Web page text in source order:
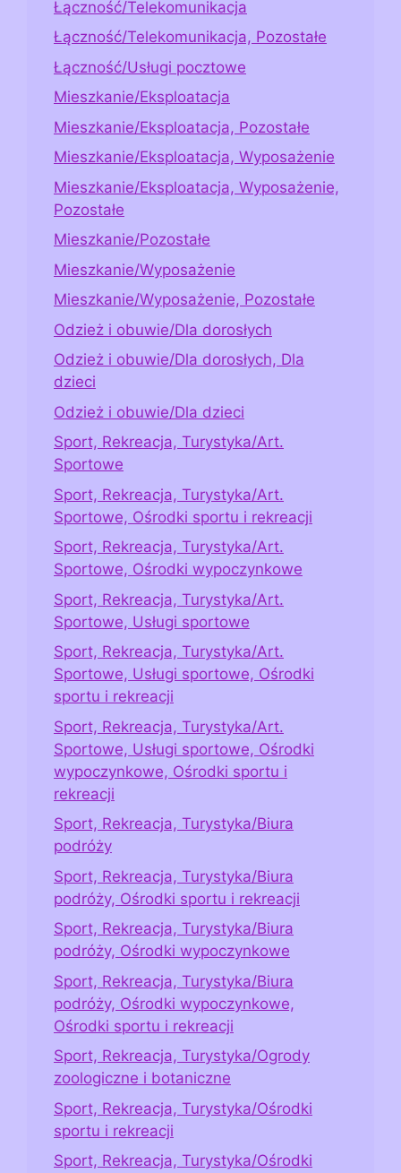
Łączność/Telekomunikacja
Łączność/Telekomunikacja, Pozostałe
Łączność/Usługi pocztowe
Mieszkanie/Eksploatacja
Mieszkanie/Eksploatacja, Pozostałe
Mieszkanie/Eksploatacja, Wyposażenie
Mieszkanie/Eksploatacja, Wyposażenie,
Pozostałe
Mieszkanie/Pozostałe
Mieszkanie/Wyposażenie
Mieszkanie/Wyposażenie, Pozostałe
Odzież i obuwie/Dla dorosłych
Odzież i obuwie/Dla dorosłych, Dla
dzieci
Odzież i obuwie/Dla dzieci
Sport, Rekreacja, Turystyka/Art.
Sportowe
Sport, Rekreacja, Turystyka/Art.
Sportowe, Ośrodki sportu i rekreacji
Sport, Rekreacja, Turystyka/Art.
Sportowe, Ośrodki wypoczynkowe
Sport, Rekreacja, Turystyka/Art.
Sportowe, Usługi sportowe
Sport, Rekreacja, Turystyka/Art.
Sportowe, Usługi sportowe, Ośrodki
sportu i rekreacji
Sport, Rekreacja, Turystyka/Art.
Sportowe, Usługi sportowe, Ośrodki
wypoczynkowe, Ośrodki sportu i
rekreacji
Sport, Rekreacja, Turystyka/Biura
podróży
Sport, Rekreacja, Turystyka/Biura
podróży, Ośrodki sportu i rekreacji
Sport, Rekreacja, Turystyka/Biura
podróży, Ośrodki wypoczynkowe
Sport, Rekreacja, Turystyka/Biura
podróży, Ośrodki wypoczynkowe,
Ośrodki sportu i rekreacji
Sport, Rekreacja, Turystyka/Ogrody
zoologiczne i botaniczne
Sport, Rekreacja, Turystyka/Ośrodki
sportu i rekreacji
Sport, Rekreacja, Turystyka/Ośrodki